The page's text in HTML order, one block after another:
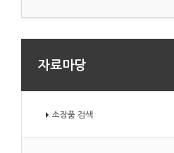
자료마당
소장품 검색